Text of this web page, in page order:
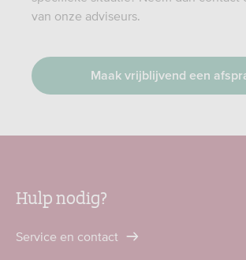
van onze adviseurs.
Maak vrijblijvend een
Hulp nodig?
Service en contact